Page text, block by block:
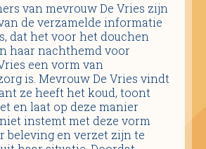
van mevrouw De Vries zijn
de verzamelde informatie
dat het voor het douchen
haar nachthemd voor
een vorm van
is. Mevrouw De Vries vindt
ze heeft het koud, toont
en laat op deze manier
instemt met deze vorm
beleving en verzet zijn te